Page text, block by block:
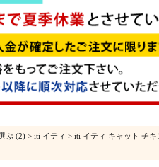
ぶ (2) > iti イティ > iti イティ キャット チ